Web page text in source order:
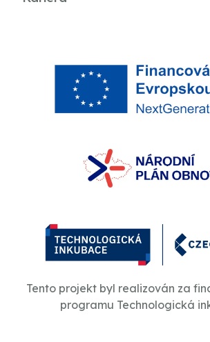
Tento projekt byl realizován za
programu Technologická